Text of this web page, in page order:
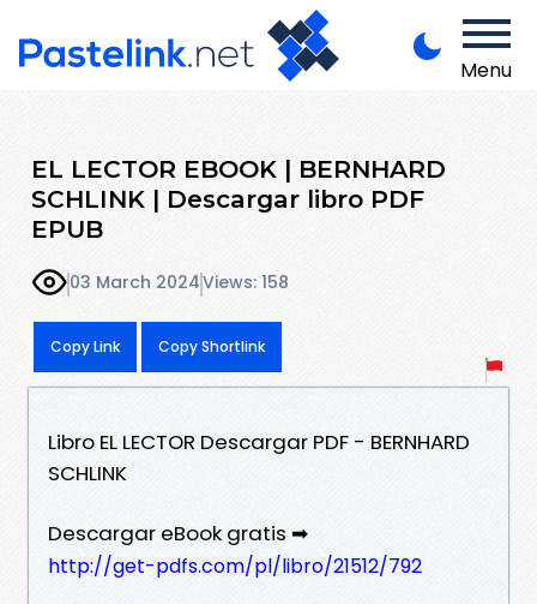
Menu
EL LECTOR EBOOK | BERNHARD
SCHLINK | Descargar libro PDF
EPUB
03 March 2024Views: 158
Copy Link Copy Shortlink
Libro EL LECTOR Descargar PDF - BERNHARD
SCHLINK
Descargar eBook gratis ➡
http://get-pdfs.com/pl/libro/21512/792